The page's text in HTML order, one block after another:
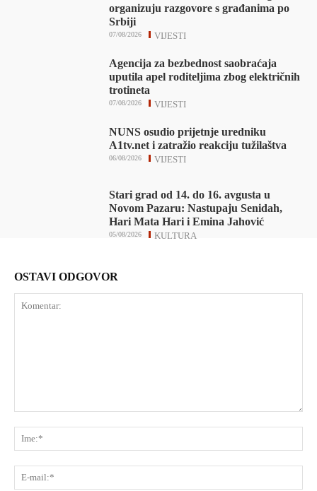
organizuju razgovore s građanima po
Srbiji
VIJESTI
07/08/2026
Agencija za bezbednost saobraćaja
uputila apel roditeljima zbog električnih
trotineta
VIJESTI
07/08/2026
NUNS osudio prijetnje uredniku
A1tv.net i zatražio reakciju tužilaštva
VIJESTI
06/08/2026
Stari grad od 14. do 16. avgusta u
Novom Pazaru: Nastupaju Senidah,
Hari Mata Hari i Emina Jahović
KULTURA
05/08/2026
OSTAVI ODGOVOR